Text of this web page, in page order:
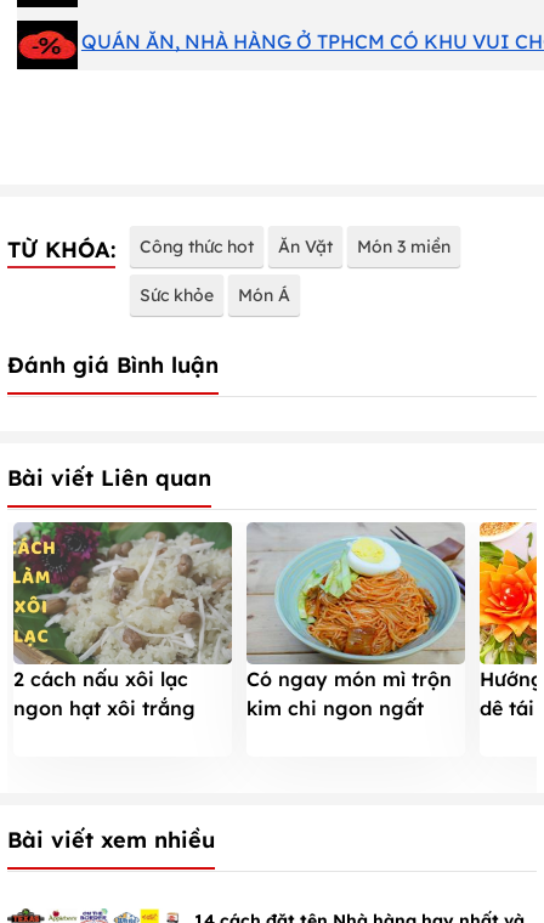
QUÁN ĂN, NHÀ HÀNG Ở TPHCM CÓ KHU VUI
TỪ KHÓA: Công thức hot Ăn Vặt Món 3 miền
Sức khỏe Món Á
Đánh giá Bình luận
Bài viết Liên quan
2 cách nấu xôi lạc
ngon hạt xôi trắng
Có ngay món mì trộn
kim chi ngon ngất
dê tái
Bài viết xem nhiều